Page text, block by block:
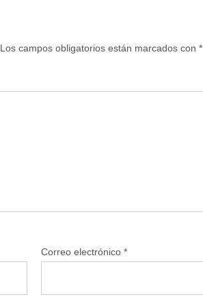
Los campos obligatorios están marcados con *
Correo electrónico *